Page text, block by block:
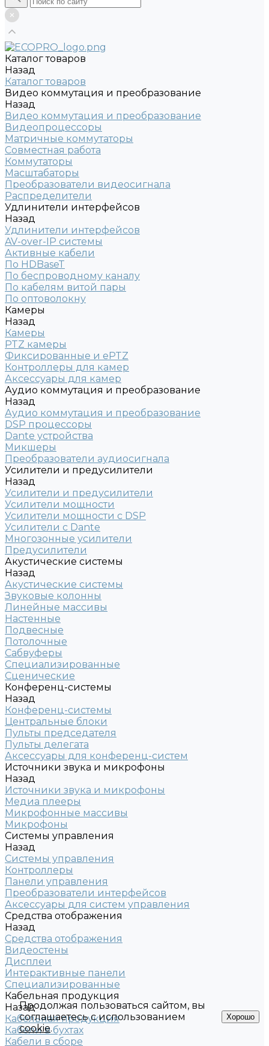
Каталог товаров
Назад
Каталог товаров
Видео коммутация и преобразование
Назад
Видео коммутация и преобразование
Видеопроцессоры
Матричные коммутаторы
Совместная работа
Коммутаторы
Масштабаторы
Преобразователи видеосигнала
Распределители
Удлинители интерфейсов
Назад
Удлинители интерфейсов
AV-over-IP системы
Активные кабели
По HDBaseT
По беспроводному каналу
По кабелям витой пары
По оптоволокну
Камеры
Назад
Камеры
PTZ камеры
Фиксированные и ePTZ
Контроллеры для камер
Аксессуары для камер
Аудио коммутация и преобразование
Назад
Аудио коммутация и преобразование
DSP процессоры
Dante устройства
Микшеры
Преобразователи аудиосигнала
Усилители и предусилители
Назад
Усилители и предусилители
Усилители мощности
Усилители мощности с DSP
Усилители с Dante
Многозонные усилители
Предусилители
Акустические системы
Назад
Акустические системы
Звуковые колонны
Линейные массивы
Настенные
Подвесные
Потолочные
Сабвуферы
Специализированные
Сценические
Конференц-системы
Назад
Конференц-системы
Центральные блоки
Пульты председателя
Пульты делегата
Аксессуары для конференц-систем
Источники звука и микрофоны
Назад
Источники звука и микрофоны
Медиа плееры
Микрофонные массивы
Микрофоны
Системы управления
Назад
Системы управления
Контроллеры
Панели управления
Преобразователи интерфейсов
Аксессуары для систем управления
Средства отображения
Назад
Средства отображения
Видеостены
Дисплеи
Интерактивные панели
Специализированные
Кабельная продукция
Назад
Кабельная продукция
Кабели в бухтах
Кабели в сборе
Продолжая пользоваться сайтом, вы
соглашаетесь с использованием
cookie.
Хорошо